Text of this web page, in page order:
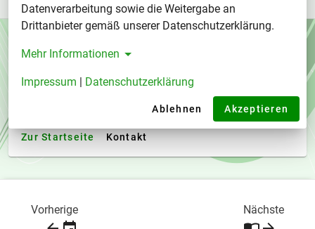
Die Seite konnte nicht gefunden
Bitte überprüfen Sie die URL in der Adress-Leiste und
probieren Sie es dann noch einmal.
Zur Startseite Kontakt
Vorherige Nächste
Datenverarbeitung sowie die Weitergabe an
Drittanbieter gemäß unserer Datenschutzerklärung.
Mehr Informationen
Impressum | Datenschutzerklärung
Ablehnen Akzeptieren